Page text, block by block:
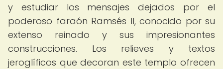
y estudiar los mensajes dejados por el
poderoso faraón Ramsés II, conocido por su
extenso reinado y sus impresionantes
construcciones. Los relieves y textos
jeroglíficos que decoran este templo ofrecen